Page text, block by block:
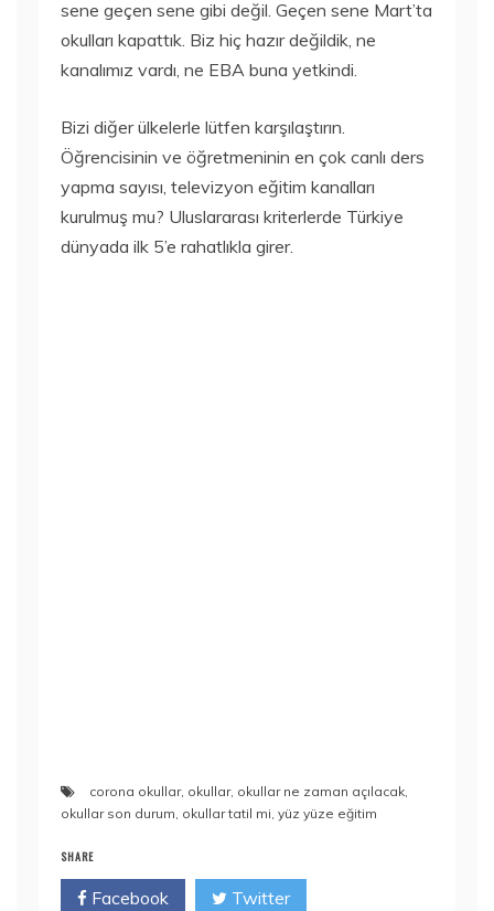
sene geçen sene gibi değil. Geçen sene Mart’ta
okulları kapattık. Biz hiç hazır değildik, ne
kanalımız vardı, ne EBA buna yetkindi.
Bizi diğer ülkelerle lütfen karşılaştırın.
Öğrencisinin ve öğretmeninin en çok canlı ders
yapma sayısı, televizyon eğitim kanalları
kurulmuş mu? Uluslararası kriterlerde Türkiye
dünyada ilk 5’e rahatlıkla girer.
corona okullar, okullar, okullar ne zaman açılacak
okullar son durum okullar tatil mi yüz yüze eğitim
SHARE
Facebook Twitter